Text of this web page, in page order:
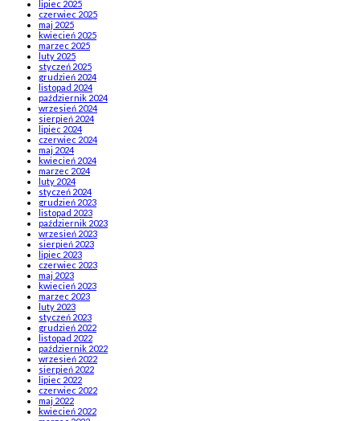
lipiec 2025
czerwiec 2025
maj 2025
kwiecień 2025
marzec 2025
luty 2025
styczeń 2025
grudzień 2024
listopad 2024
październik 2024
wrzesień 2024
sierpień 2024
lipiec 2024
czerwiec 2024
maj 2024
kwiecień 2024
marzec 2024
luty 2024
styczeń 2024
grudzień 2023
listopad 2023
październik 2023
wrzesień 2023
sierpień 2023
lipiec 2023
czerwiec 2023
maj 2023
kwiecień 2023
marzec 2023
luty 2023
styczeń 2023
grudzień 2022
listopad 2022
październik 2022
wrzesień 2022
sierpień 2022
lipiec 2022
czerwiec 2022
maj 2022
kwiecień 2022